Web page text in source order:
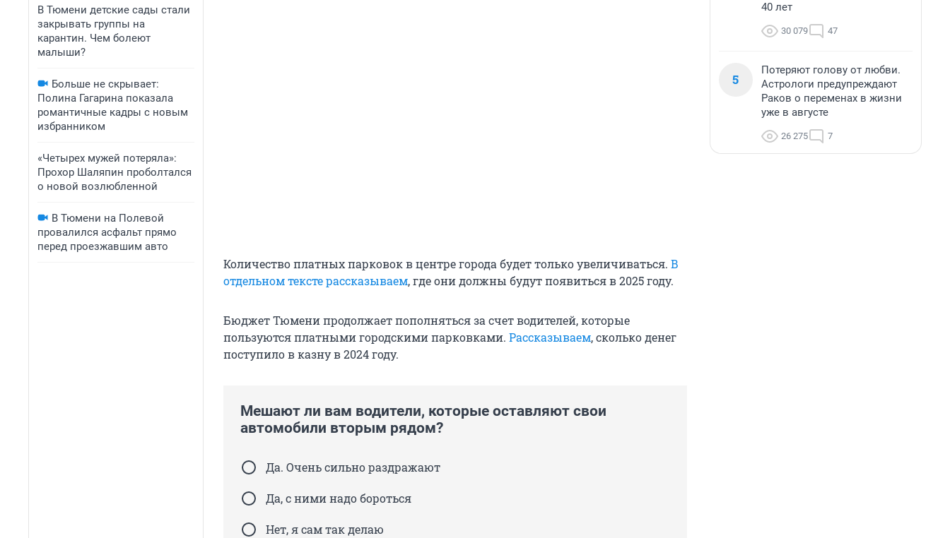
В Тюмени детские сады стали
закрывать группы на
карантин. Чем болеют
малыши?
Больше не скрывает:
Полина Гагарина показала
романтичные кадры с новым
избранником
«Четырех мужей потеряла»:
Прохор Шаляпин проболтался
о новой возлюбленной
В Тюмени на Полевой
провалился асфальт прямо
перед проезжавшим авто
Количество платных парковок в центре города будет только увеличиваться. В
отдельном тексте рассказываем, где они должны будут появиться в 2025 году.
Бюджет Тюмени продолжает пополняться за счет водителей, которые
пользуются платными городскими парковками. Рассказываем, сколько денег
поступило в казну в 2024 году.
Мешают ли вам водители, которые оставляют свои
автомобили вторым рядом?
Да. Очень сильно раздражают
Да, с ними надо бороться
Нет, я сам так делаю
40 лет
30 079 47
5
Потеряют голову от любви.
Астрологи предупреждают
Раков о переменах в жизни
уже в августе
26 275 7